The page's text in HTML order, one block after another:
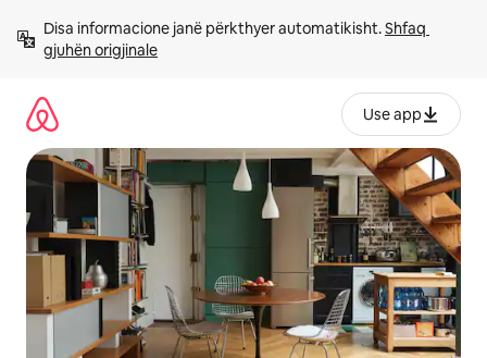
përmbajtja
Disa informacione janë përkthyer automatikisht. Shfaq
gjuhën origjinale
Use app